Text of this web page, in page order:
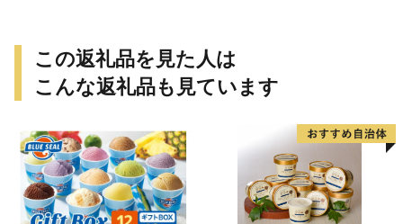
この返礼品を見た人は
こんな返礼品も見ています